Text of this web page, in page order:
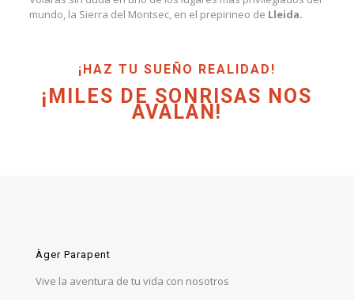
mundo, la Sierra del Montsec, en el prepirineo de Lleida.
¡HAZ TU SUEÑO REALIDAD!
¡MILES DE SONRISAS NOS
AVALAN!
Àger Parapent
Vive la aventura de tu vida con nosotros